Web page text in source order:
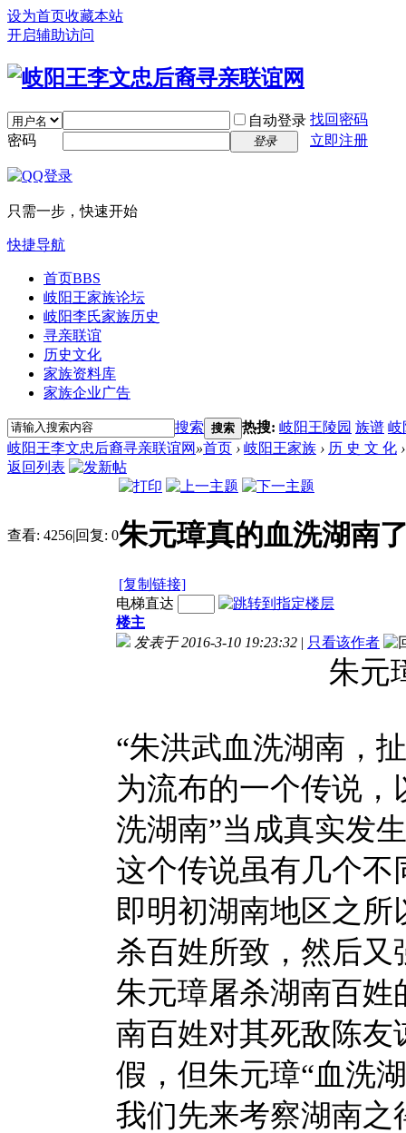
设为首页收藏本站
开启辅助访问
自动登录 找回密码
密码
登录 立即注册
只需一步，快速开始
快捷导航
首页BBS
岐阳王家族论坛
岐阳李氏家族历史
寻亲联谊
历史文化
家族资料库
家族企业广告
搜索 搜索 热搜: 岐阳王陵园 族谱 岐
岐阳王李文忠后裔寻亲联谊网 »首页 › 岐阳王家族 › 历 史 文 化 ›
返回列表
查看: 4256|回复: 0朱元璋真的血洗湖南
[复制链接]
电梯直达
楼主
发表于 2016-3-10 19:23:32 | 只看该作者
朱元
“朱洪武血洗湖南，
为流布的一个传说，
洗湖南”当成真实发
这个传说虽有几个
即明初湖南地区之
杀百姓所致，然后
朱元璋屠杀湖南百
南百姓对其死敌陈
假，但朱元璋“血洗
我们先来考察湖南之